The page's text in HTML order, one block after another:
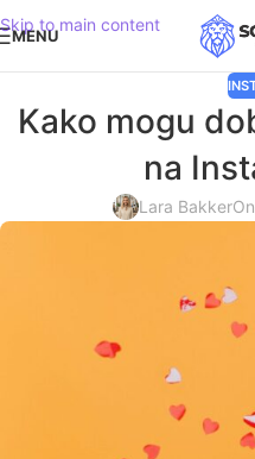
Skip to main content
MENU
Kako mogu
na
Lara Bakker